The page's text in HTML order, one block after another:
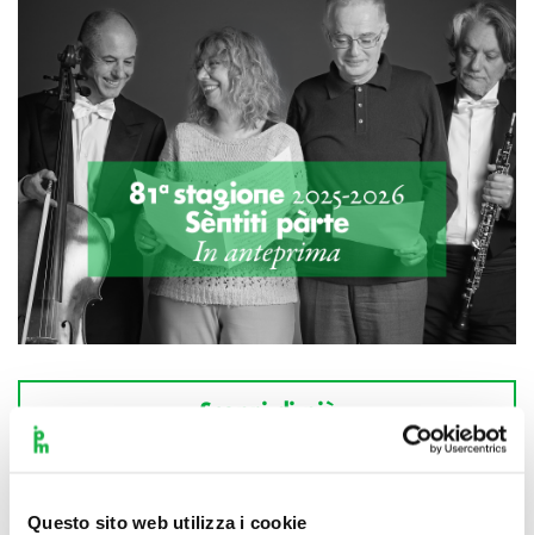
Questo sito web utilizza i cookie
Scopri di più